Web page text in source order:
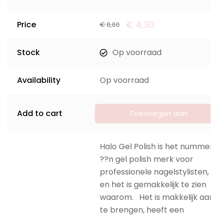
Price €8,60 € 4,30
Stock Op voorraad
Availability Op voorraad
Add to cart
Toevoegen aan
Halo Gel Polish is het nummer
??n gel polish merk voor
professionele nagelstylisten,
en het is gemakkelijk te zien
waarom. Het is makkelijk aan
te brengen, heeft een